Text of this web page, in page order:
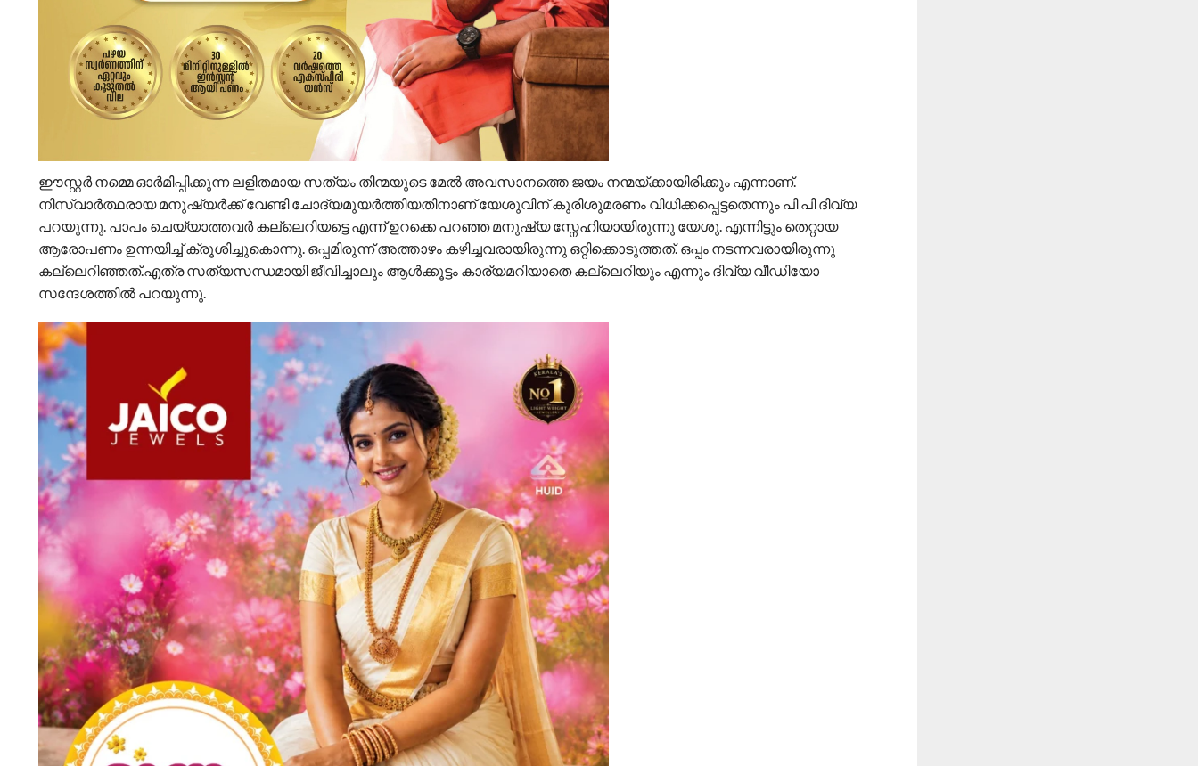
ഈസ്റ്റർ നമ്മെ ഓർമിപ്പിക്കുന്ന ലളിതമായ സത്യം തിന്മയുടെ മേൽ അവസാനത്തെ ജയം നന്മയ്ക്കായിരിക്കും എന്നാണ്.
നിസ്വാർത്ഥരായ മനുഷ്യർക്ക് വേണ്ടി ചോദ്യമുയർത്തിയതിനാണ് യേശുവിന് കുരിശുമരണം വിധിക്കപ്പെട്ടതെന്നും പി പി ദിവ്യ
പറയുന്നു. പാപം ചെയ്യാത്തവർ കല്ലെറിയട്ടെ എന്ന് ഉറക്കെ പറഞ്ഞ മനുഷ്യ സ്നേഹിയായിരുന്നു യേശു. എന്നിട്ടും തെറ്റായ
ആരോപണം ഉന്നയിച്ച് ക്രൂശിച്ചുകൊന്നു. ഒപ്പമിരുന്ന് അത്താഴം കഴിച്ചവരായിരുന്നു ഒറ്റിക്കൊടുത്തത്. ഒപ്പം നടന്നവരായിരുന്നു
കല്ലെറിഞ്ഞത്.എത്ര സത്യസന്ധമായി ജീവിച്ചാലും ആൾക്കൂട്ടം കാര്യമറിയാതെ കല്ലെറിയും എന്നും ദിവ്യ വീഡിയോ
സന്ദേശത്തിൽ പറയുന്നു.